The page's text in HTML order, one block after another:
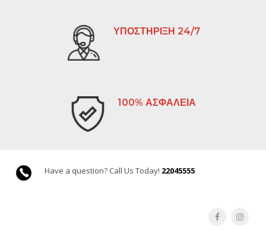
ΥΠΟΣΤΗΡΙΞΗ 24/7
100% ΑΣΦΑΛΕΙΑ
Have a question? Call Us Today! 22045555